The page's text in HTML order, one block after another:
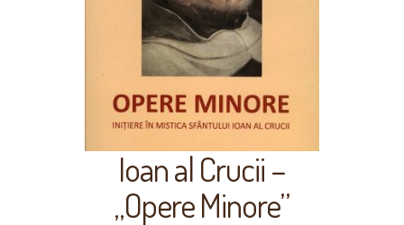
Ioan al Crucii –
„Opere Minore”